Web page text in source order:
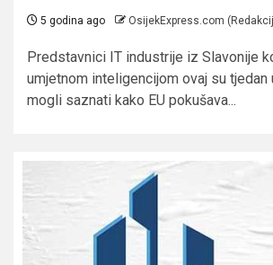
5 godina ago OsijekExpress.com
Predstavnici IT industrije iz Slavonije
umjetnom inteligencijom ovaj su tjedan
mogli saznati kako EU pokušava...